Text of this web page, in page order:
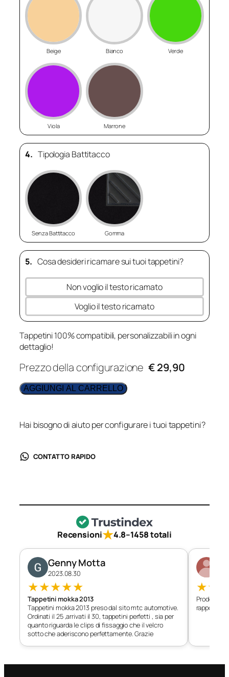
Beige Bianco Verde
Viola Marrone
4. Tipologia Battitacco
Senza Battitacco Gomma
5. Cosa desideri ricamare sui tuoi tappetini?
Non voglio il testo ricamato
Voglio il testo ricamato
Tappetini 100% compatibili, personalizzabili in ogni
dettaglio!
Prezzo della configurazione € 29,90
AGGIUNGI AL CARRELLO
Hai bisogno di aiuto per configurare i tuoi tappetini?
CONTATTO RAPIDO
Recensioni★4.8–1458 totali
Genny Motta
2023.08.30
★★★★★
Tappetini mokka 2013
Tappetini mokka 2013 preso dal sito mtc automotive.
Ordinati il 25 ,arrivati il 30, tappetini perfetti , sia per
quanto riguarda le clips di fissaggio che il velcro
sotto che aderiscono perfettamente. Grazie
★★
Prodotto
rapporto